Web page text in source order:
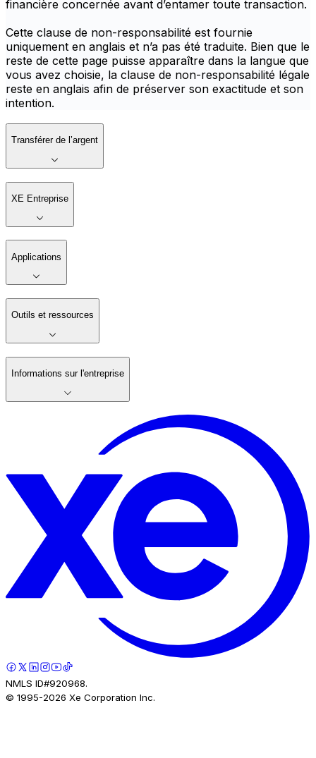
financière concernée avant d’entamer toute transaction.
Cette clause de non-responsabilité est fournie
uniquement en anglais et n’a pas été traduite. Bien que le
reste de cette page puisse apparaître dans la langue que
vous avez choisie, la clause de non-responsabilité légale
reste en anglais afin de préserver son exactitude et son
intention.
Transférer de l’argent
XE Entreprise
Applications
Outils et ressources
Informations sur l'entreprise
NMLS ID#920968.
© 1995-2026 Xe Corporation Inc.